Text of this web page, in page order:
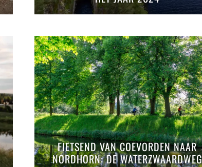
FIETSEND VAN COEVORDEN NAAR
NORDHORN: DE WATERZWAARDWEG